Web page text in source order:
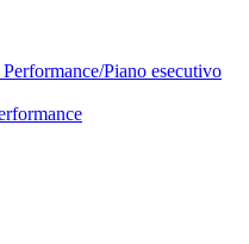
Piano esecutivo